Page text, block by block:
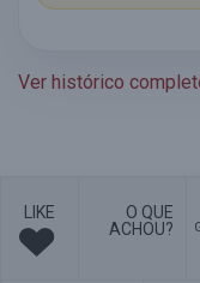
Ver histórico
LIKE
O QUE
ACHOU?